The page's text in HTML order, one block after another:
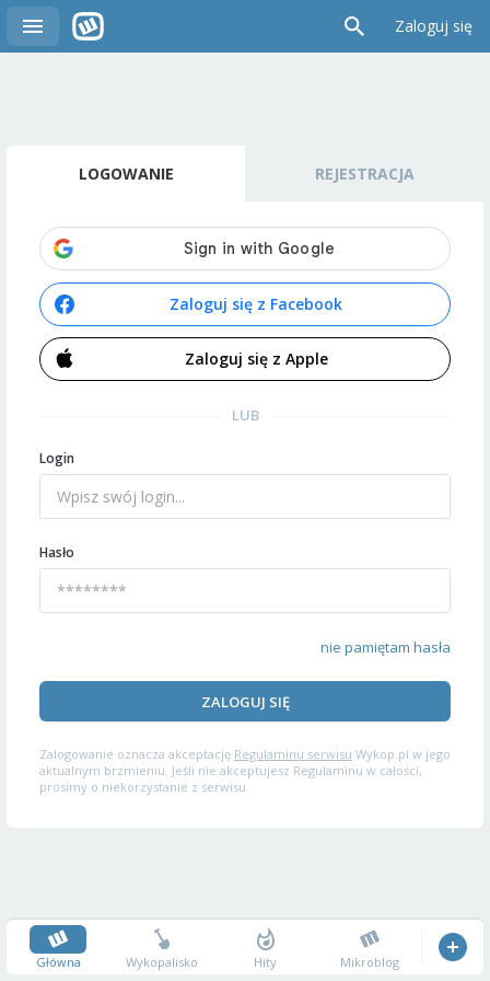
Zaloguj się
LOGOWANIE REJESTRACJA
Zaloguj się z Facebook
Zaloguj się z Apple
LUB
Login
Hasło
nie pamiętam hasła
ZALOGUJ SIĘ
Zalogowanie oznacza akceptację Regulaminu serwisu Wykop.pl w jego
aktualnym brzmieniu. Jeśli nie akceptujesz Regulaminu w całości,
prosimy o niekorzystanie z serwisu.
Główna Wykopalisko Hity Mikroblog